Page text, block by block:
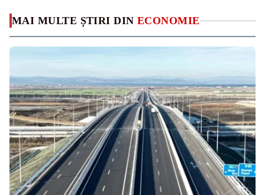
MAI MULTE ȘTIRI DIN ECONOMIE